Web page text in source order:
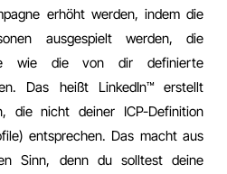
erhöht werden, indem die
ausgespielt werden, die
wie die von dir definierte
Das heißt LinkedIn™️ erstellt
die nicht deiner ICP-Definition
entsprechen. Das macht aus
Sinn, denn du solltest deine